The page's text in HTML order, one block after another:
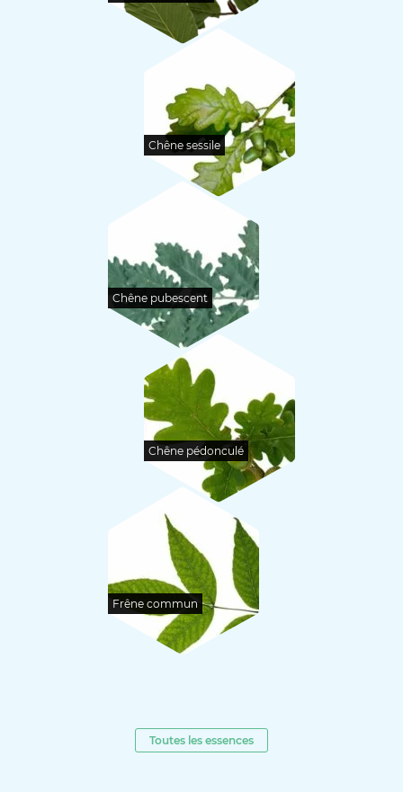
Chêne sessile
Chêne pubescent
Chêne pédonculé
Frêne commun
Toutes les essences